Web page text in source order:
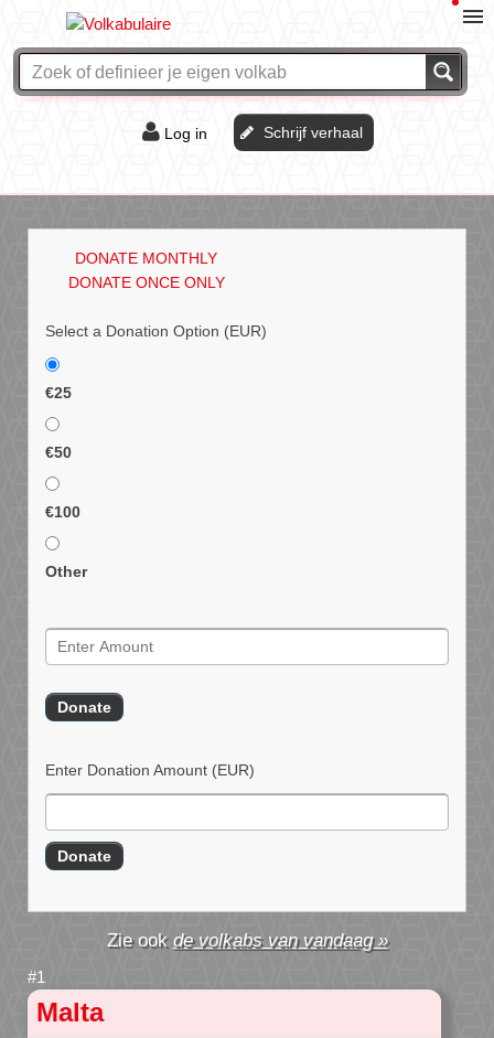
Log in Schrijf verhaal
DONATE MONTHLY
DONATE ONCE ONLY
Select a Donation Option (EUR)
€25
€50
€100
Other
Enter Donation Amount (EUR)
de volkabs van vandaag »
Malta